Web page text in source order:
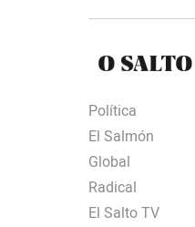
Política
El Salmón
Global
Radical
El Salto TV